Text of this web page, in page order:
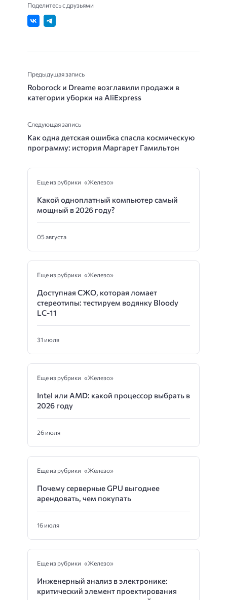
Поделитесь с друзьями
Предыдущая запись
Roborock и Dreame возглавили продажи в
категории уборки на AliExpress
Следующая запись
Как одна детская ошибка спасла космическую
программу: история Маргарет Гамильтон
Еще из рубрики «Железо»
Какой одноплатный компьютер самый
мощный в 2026 году?
05 августа
Еще из рубрики «Железо»
Доступная СЖО, которая ломает
стереотипы: тестируем водянку Bloody
LC-11
31 июля
Еще из рубрики «Железо»
Intel или AMD: какой процессор выбрать в
2026 году
26 июля
Еще из рубрики «Железо»
Почему серверные GPU выгоднее
арендовать, чем покупать
16 июля
Еще из рубрики «Железо»
Инженерный анализ в электронике:
критический элемент проектирования